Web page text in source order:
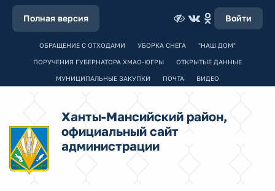
Полная версия Войти
ОБРАЩЕНИЕ С ОТХОДАМИ УБОРКА СНЕГА "НАШ ДОМ"
ПОРУЧЕНИЯ ГУБЕРНАТОРА ХМАО-ЮГРЫ ОТКРЫТЫЕ ДАННЫЕ
МУНИЦИПАЛЬНЫЕ ЗАКУПКИ ПОЧТА ВИДЕО
Ханты-Мансийский район,
официальный сайт
администрации